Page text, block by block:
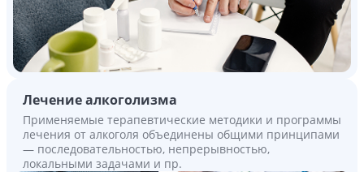
Лечение алкоголизма
Применяемые терапевтические методики и программы
лечения от алкоголя объединены общими принципами
— последовательностью, непрерывностью,
локальными задачами и пр.